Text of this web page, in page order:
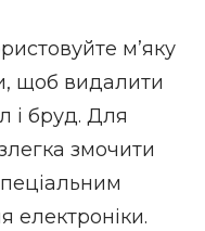
м’яку
щоб видалити
і бруд. Для
змочити
електроніки.